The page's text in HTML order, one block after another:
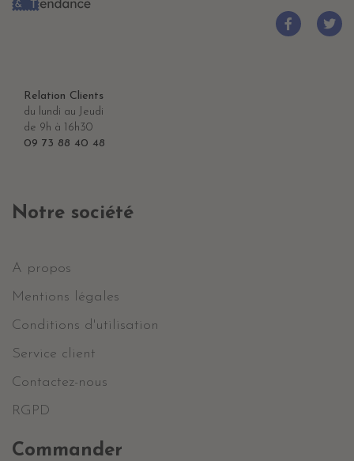
Relation Clients
du lundi au Jeudi
de 9h à 16h30
09 73 88 40 48
Notre société
A propos
Mentions légales
Conditions d'utilisation
Service client
Contactez-nous
RGPD
Commander